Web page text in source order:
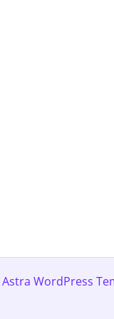
Astra WordPress